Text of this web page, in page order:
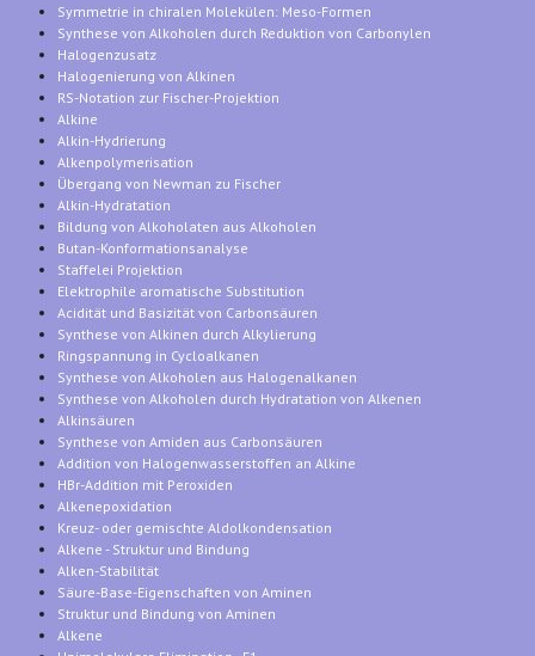
Symmetrie in chiralen Molekülen: Meso-Formen
Synthese von Alkoholen durch Reduktion von Carbonylen
Halogenzusatz
Halogenierung von Alkinen
RS-Notation zur Fischer-Projektion
Alkine
Alkin-Hydrierung
Alkenpolymerisation
Übergang von Newman zu Fischer
Alkin-Hydratation
Bildung von Alkoholaten aus Alkoholen
Butan-Konformationsanalyse
Staffelei Projektion
Elektrophile aromatische Substitution
Acidität und Basizität von Carbonsäuren
Synthese von Alkinen durch Alkylierung
Ringspannung in Cycloalkanen
Synthese von Alkoholen aus Halogenalkanen
Synthese von Alkoholen durch Hydratation von Alkenen
Alkinsäuren
Synthese von Amiden aus Carbonsäuren
Addition von Halogenwasserstoffen an Alkine
HBr-Addition mit Peroxiden
Alkenepoxidation
Kreuz- oder gemischte Aldolkondensation
Alkene - Struktur und Bindung
Alken-Stabilität
Säure-Base-Eigenschaften von Aminen
Struktur und Bindung von Aminen
Alkene